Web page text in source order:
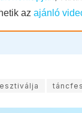
az ajánló